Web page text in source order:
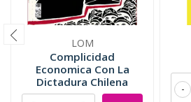
LOM
Complicidad
Economica Con La
Dictadura Chilena
-